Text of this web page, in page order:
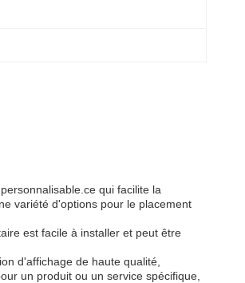
qui facilite la
variété d'options pour le placement
est facile à installer et peut être
d'affichage de haute qualité,
un produit ou un service spécifique,